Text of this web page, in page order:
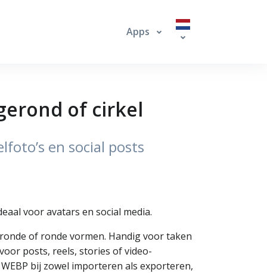
Apps
of cirkel
en social posts
voor avatars en social media.
of ronde vormen. Handig voor taken
posts, reels, stories of video-
bij zowel importeren als exporteren,